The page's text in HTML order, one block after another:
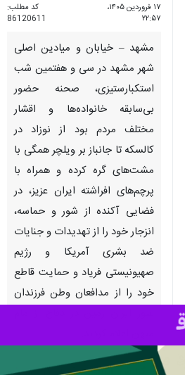
۱۷ فروردین ۱۴۰۵،
۲۲:۵۷
کد مطلب:
86120611
مشهد – خیابان‌ و میادین اصلی
شهر مشهد در سی و هفتمین شب
استکبارستیزی، صحنه حضور
بی‌سابقه خانواده‌ها و اقشار
مختلف مردم بود از نوزاد در
کالسکه تا جانباز بر ویلچر همگی با
مشت‌های گره کرده و همراه با
پرچم‌های افراشته ایران عزیز، در
فضایی آکنده از شور و حماسه،
انزجار خود را از تهدیدات و جنایات
ضد بشری آمریکا و رژیم
صهیونیستی فریاد و حمایت قاطع
خود را از مدافعان وطن فرزندان